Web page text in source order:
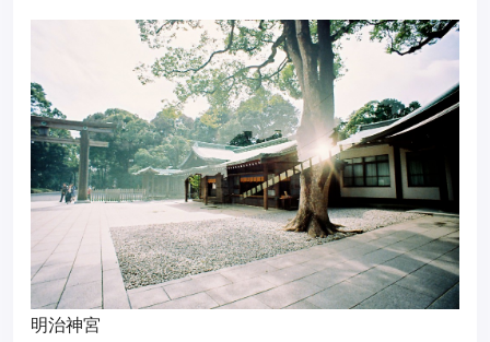
明治神宮